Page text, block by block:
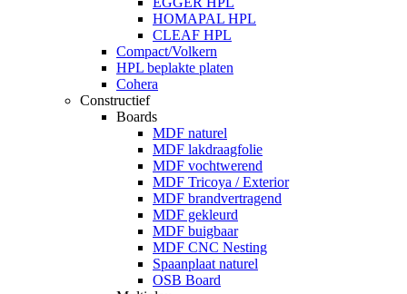
HOMAPAL HPL
CLEAF HPL
Compact/Volkern
HPL beplakte platen
Cohera
Constructief
Boards
MDF naturel
MDF lakdraagfolie
MDF vochtwerend
MDF Tricoya / Exterior
MDF brandvertragend
MDF gekleurd
MDF buigbaar
MDF CNC Nesting
Spaanplaat naturel
OSB Board